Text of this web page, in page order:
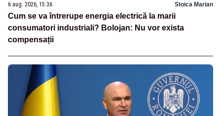
6 aug. 2026, 15:36 Stoica Marian
Cum se va întrerupe energia electrică la marii
consumatori industriali? Bolojan: Nu vor exista
compensații